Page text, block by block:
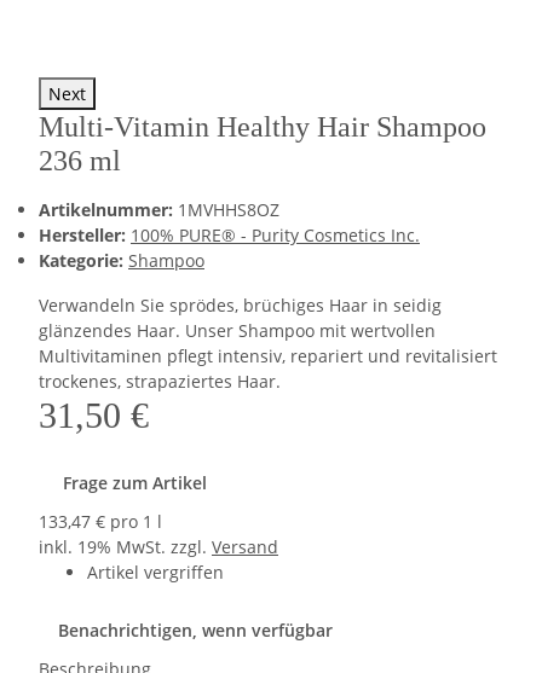
Next
Multi-Vitamin Healthy Hair Shampoo
236 ml
Artikelnummer: 1MVHHS8OZ
Hersteller: 100% PURE® - Purity Cosmetics Inc.
Kategorie: Shampoo
Verwandeln Sie sprödes, brüchiges Haar in seidig
glänzendes Haar. Unser Shampoo mit wertvollen
Multivitaminen pflegt intensiv, repariert und revitalisiert
trockenes, strapaziertes Haar.
31,50 €
Frage zum Artikel
133,47 € pro 1 l
inkl. 19% MwSt. zzgl. Versand
Artikel vergriffen
Benachrichtigen, wenn verfügbar